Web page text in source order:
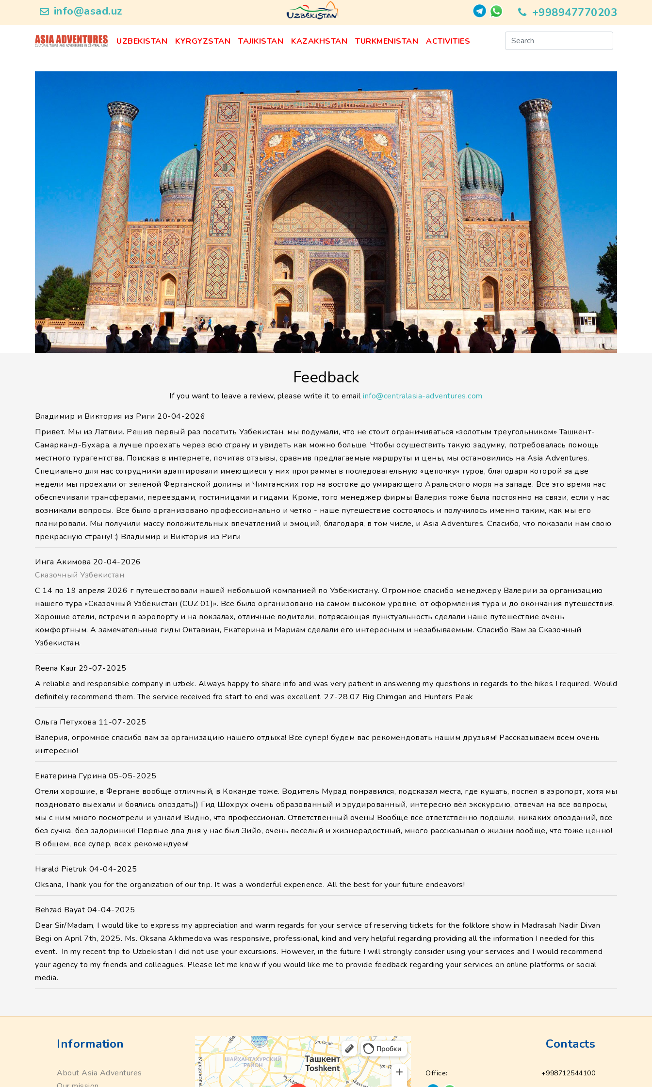
info@asad.uz +998947770203
UZBEKISTAN KYRGYZSTAN TAJIKISTAN KAZAKHSTAN TURKMENISTAN ACTIVITIES
Feedback
If you want to leave a review, please write it to emailinfo@centralasia-adventures.com
Владимир и Виктория из Риги 20-04-2026
Привет. Мы из Латвии. Решив первый раз посетить Узбекистан, мы подумали, что не стоит ограничиваться «золотым треугольником» Ташкент-
Самарканд-Бухара, а лучше проехать через всю страну и увидеть как можно больше. Чтобы осуществить такую задумку, потребовалась помощь
местного турагентства. Поискав в интернете, почитав отзывы, сравнив предлагаемые маршруты и цены, мы остановились на Asia Adventures.
Специально для нас сотрудники адаптировали имеющиеся у них программы в последовательную «цепочку» туров, благодаря которой за две
недели мы проехали от зеленой Ферганской долины и Чимганских гор на востоке до умирающего Аральского моря на западе. Все это время нас
обеспечивали трансферами, переездами, гостиницами и гидами. Кроме, того менеджер фирмы Валерия тоже была постоянно на связи, если у нас
возникали вопросы. Все было организовано профессионально и четко - наше путешествие состоялось и получилось именно таким, как мы его
планировали. Мы получили массу положительных впечатлений и эмоций, благодаря, в том числе, и Asia Adventures. Спасибо, что показали нам свою
прекрасную страну! :) Владимир и Виктория из Риги
Инга Акимова 20-04-2026
Сказочный Узбекистан
С 14 по 19 апреля 2026 г путешествовали нашей небольшой компанией по Узбекистану. Огромное спасибо менеджеру Валерии за организацию
нашего тура «Сказочный Узбекистан (CUZ 01)». Всё было организовано на самом высоком уровне, от оформления тура и до окончания путешествия.
Хорошие отели, встречи в аэропорту и на вокзалах, отличные водители, потрясающая пунктуальность сделали наше путешествие очень
комфортным. А замечательные гиды Октавиан, Екатерина и Мариам сделали его интересным и незабываемым. Спасибо Вам за Сказочный
Узбекистан.
Reena Kaur 29-07-2025
A reliable and responsible company in uzbek. Always happy to share info and was very patient in answering my questions in regards to the hikes I required. Would
definitely recommend them. The service received fro start to end was excellent. 27-28.07 Big Chimgan and Hunters Peak
Ольга Петухова 11-07-2025
Валерия, огромное спасибо вам за организацию нашего отдыха! Всё супер! будем вас рекомендовать нашим друзьям! Рассказываем всем очень
интересно!
Екатерина Гурина 05-05-2025
Отели хорошие, в Фергане вообще отличный, в Коканде тоже. Водитель Мурад понравился, подсказал места, где кушать, поспел в аэропорт, хотя мы
поздновато выехали и боялись опоздать)) Гид Шохрух очень образованный и эрудированный, интересно вёл экскурсию, отвечал на все вопросы,
мы с ним много посмотрели и узнали! Видно, что профессионал. Ответственный очень! Вообще все ответственно подошли, никаких опозданий, все
без сучка, без задоринки! Первые два дня у нас был Зийо, очень весёлый и жизнерадостный, много рассказывал о жизни вообще, что тоже ценно!
В общем, все супер, всех рекомендуем!
Harald Pietruk 04-04-2025
Oksana, Thank you for the organization of our trip. It was a wonderful experience. All the best for your future endeavors!
Behzad Bayat 04-04-2025
Dear Sir/Madam, I would like to express my appreciation and warm regards for your service of reserving tickets for the folklore show in Madrasah Nadir Divan
Begi on April 7th, 2025. Ms. Oksana Akhmedova was responsive, professional, kind and very helpful regarding providing all the information I needed for this
event. In my recent trip to Uzbekistan I did not use your excursions. However, in the future I will strongly consider using your services and I would recommend
your agency to my friends and colleagues. Please let me know if you would like me to provide feedback regarding your services on online platforms or social
media.
Information
About Asia Adventures
Contacts
Office:
+998712544100